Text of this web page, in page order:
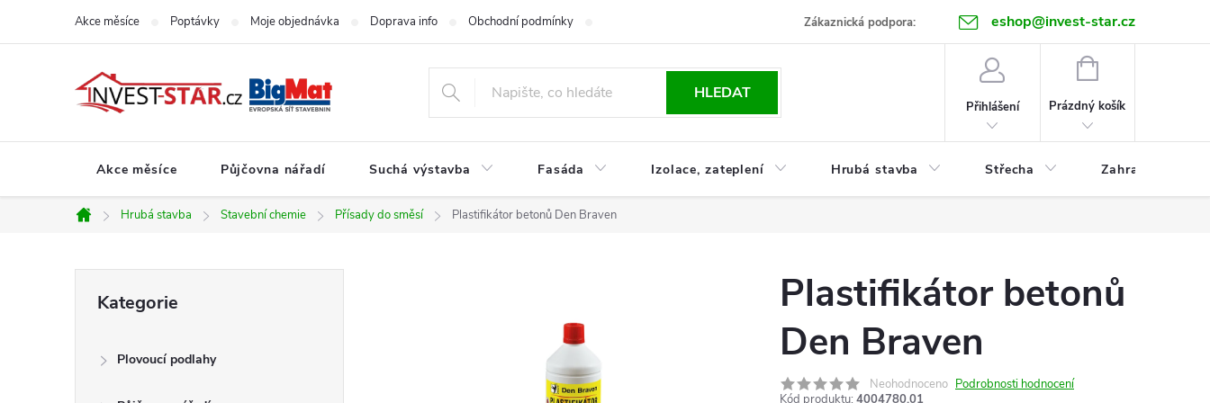
Zákaznická podpora: eshop@invest-star.cz
Akce měsíce Poptávky Moje objednávka Doprava info Obchodní podmínky Kontakt
HLEDAT
Přihlášení
NÁKUPNÍ
Prázdný košík
Akce měsíce Půjčovna nářadí Suchá výstavba Fasáda Izolace, zateplení Hrubá stavba Střecha Zahrada
Domů
Hrubá stavba Stavební chemie Přísady do směsí Plastifikátor betonů Den Braven
kategorie
Kategorie
Plovoucí podlahy
Plastifikátor betonů
Den Braven
Neohodnoceno Podrobnosti hodnocení
Kód produktu: 4004780.01